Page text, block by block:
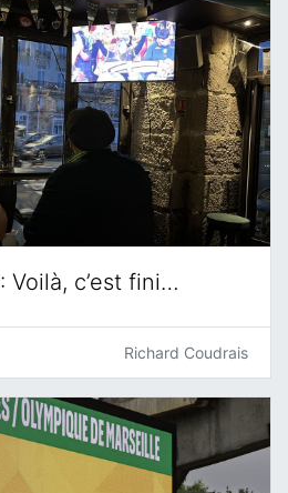
Voilà, c’est fini…
Richard Coudrais